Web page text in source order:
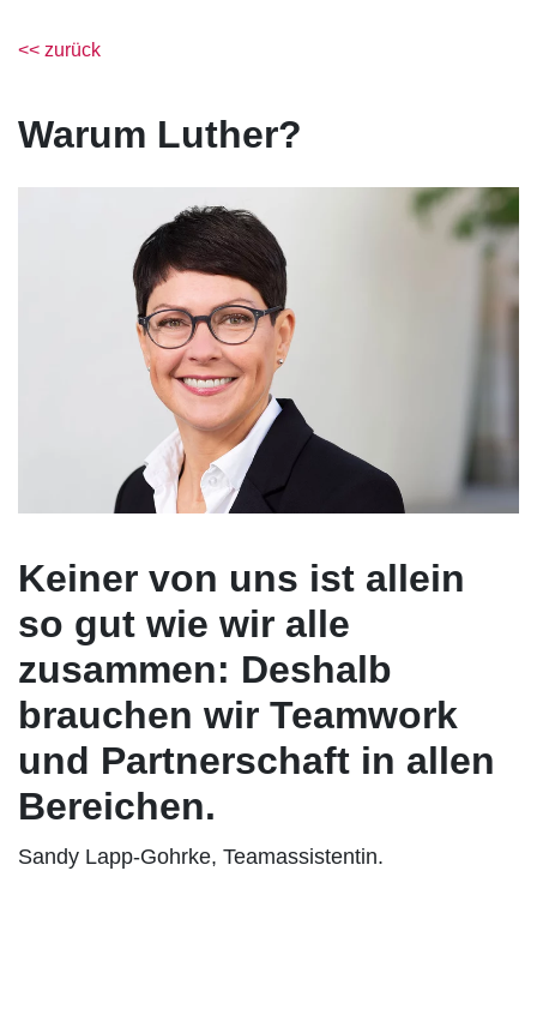
<< zurück
Warum Luther?
Keiner von uns ist allein
so gut wie wir alle
zusammen: Deshalb
brauchen wir Teamwork
und Partnerschaft in allen
Bereichen.
Sandy Lapp-Gohrke, Teamassistentin.